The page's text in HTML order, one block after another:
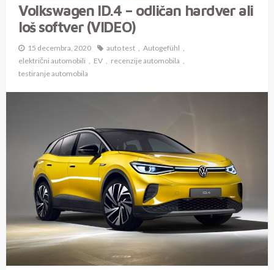
Volkswagen ID.4 – odličan hardver ali
loš softver (VIDEO)
15 decembra, 2020 auto test
Autogefühl
električni automobili
EV
recenzije automobila
testiranje automobila